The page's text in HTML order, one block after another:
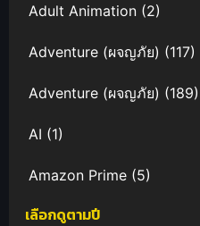
Adult Animation (2)
Adventure (ผจญภัย) (117)
Adventure (ผจญภัย) (189)
AI (1)
Amazon Prime (5)
Anal (ประตูหลัง)
เลือกดูตามปี